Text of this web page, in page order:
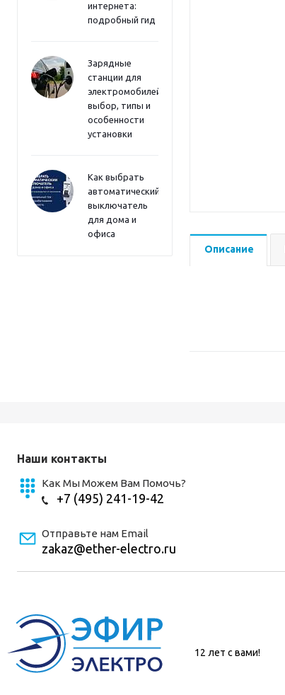
интернета:
подробный гид
Зарядные
станции для
электромобилей:
выбор, типы и
особенности
установки
Как выбрать
автоматический
выключатель
для дома и
офиса
Описание
Наши контакты
Как Мы Можем Вам Помочь?
+7 (495) 241-19-42
Отправьте нам Email
zakaz@ether-electro.ru
12 лет с вами!